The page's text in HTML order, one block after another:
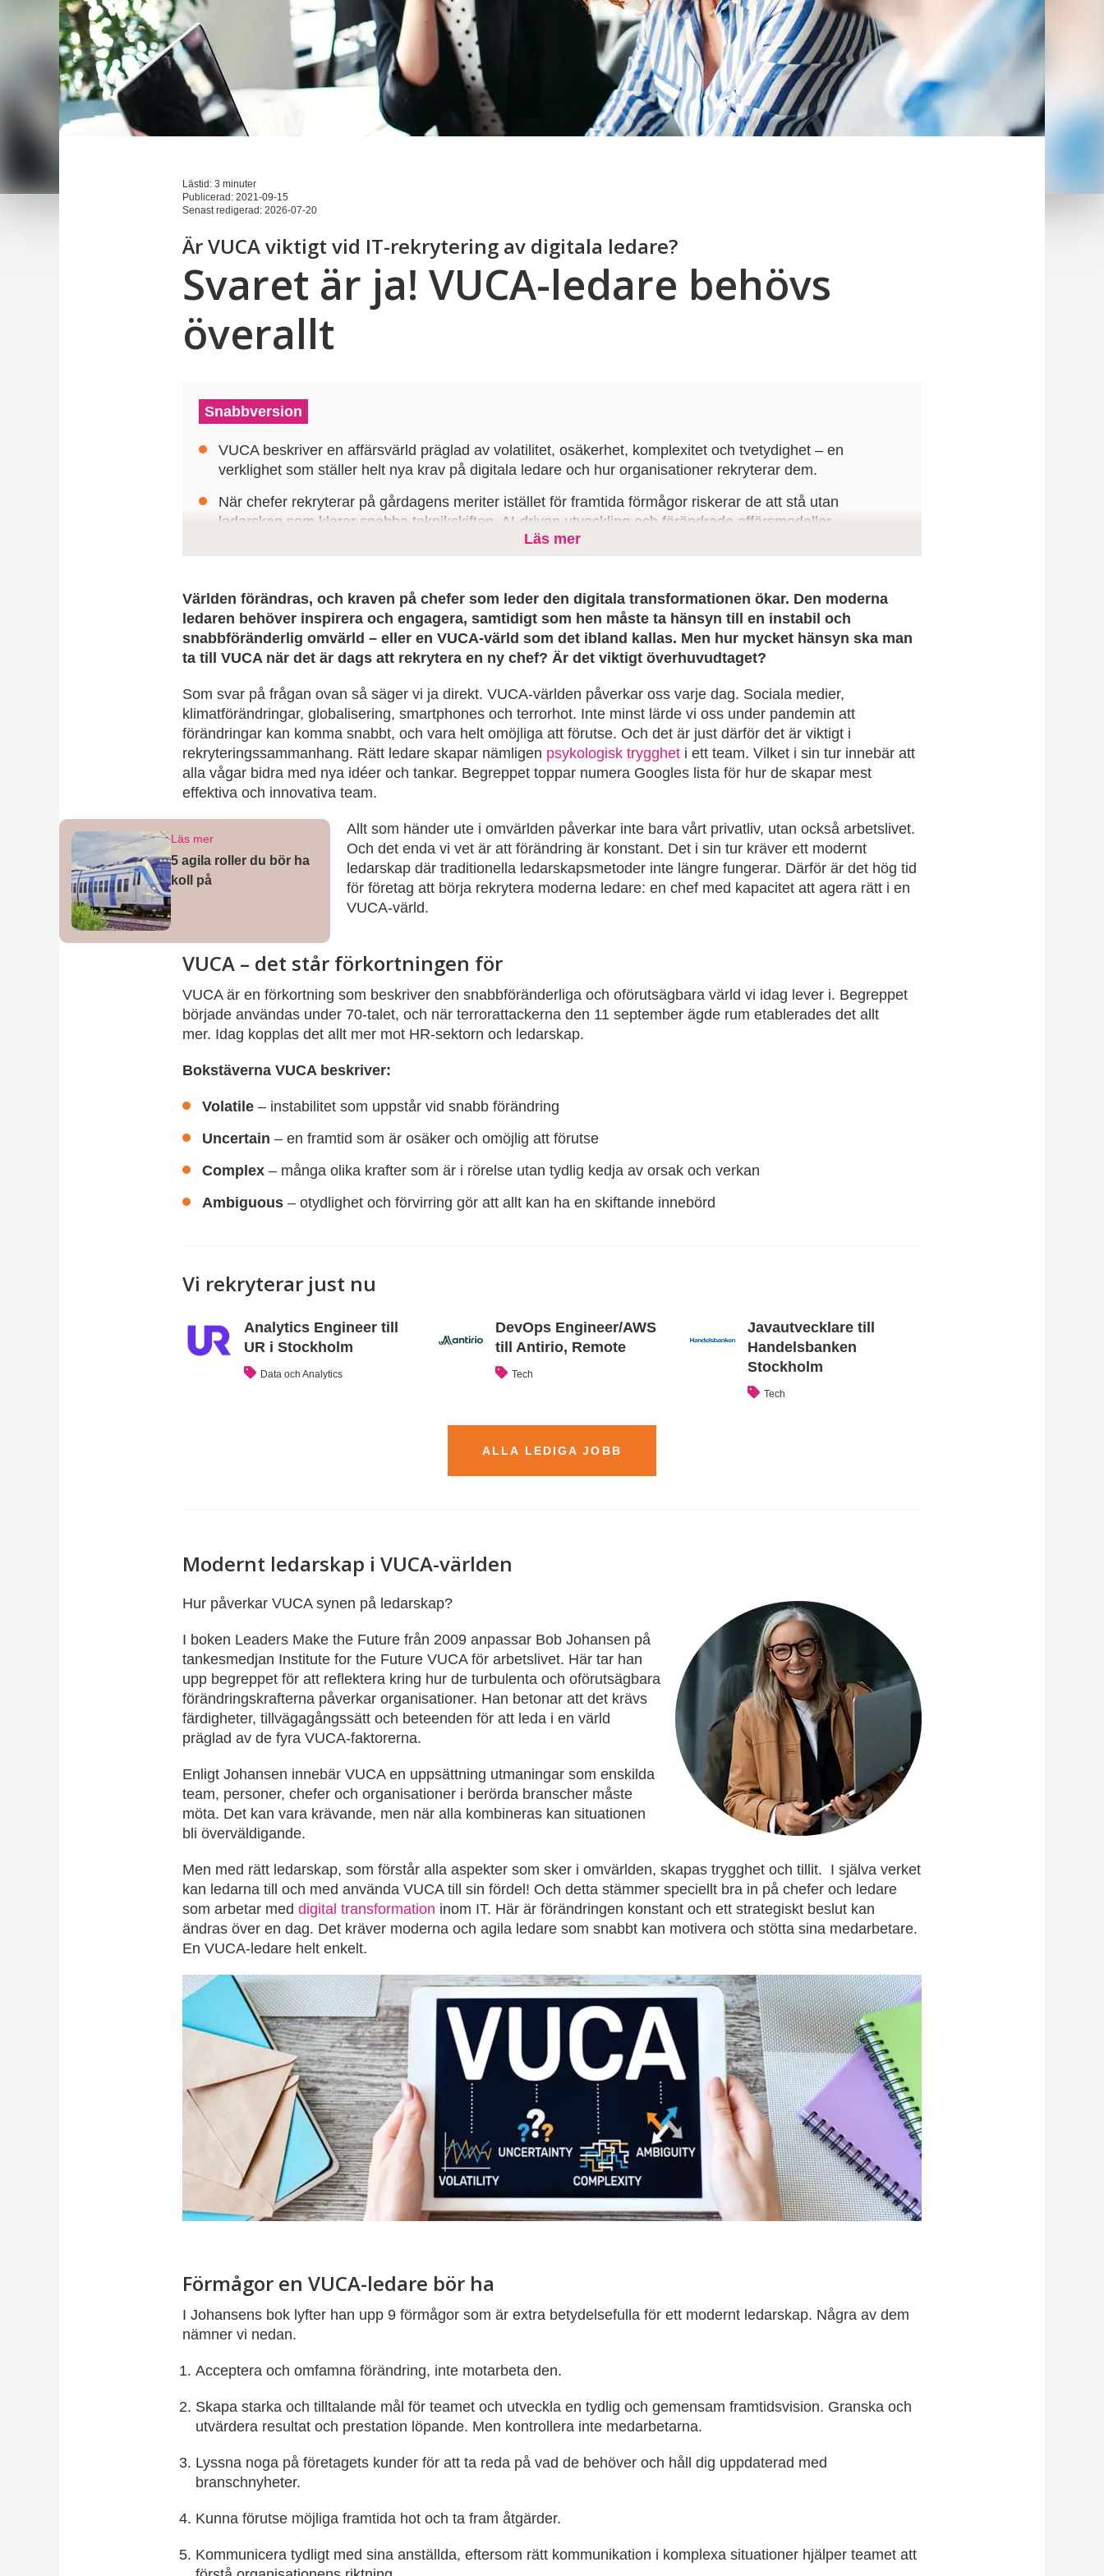
Lästid: 3 minuter
Publicerad: 2021-09-15
Senast redigerad: 2026-07-20
Är VUCA viktigt vid IT-rekrytering av digitala ledare?
Svaret är ja! VUCA-ledare behövs
överallt
Snabbversion
VUCA beskriver en affärsvärld präglad av volatilitet, osäkerhet, komplexitet och tvetydighet – en
verklighet som ställer helt nya krav på digitala ledare och hur organisationer rekryterar dem.
När chefer rekryterar på gårdagens meriter istället för framtida förmågor riskerar de att stå utan
ledarskap som klarar snabba teknikskiften, AI-driven utveckling och förändrade affärsmodeller.
Organisationer behöver därför rekrytera digitala ledare med stark förändringsförmåga, affärsfokus och
framåt.
Läs mer
Världen förändras, och kraven på chefer som leder den digitala transformationen ökar. Den moderna
ledaren behöver inspirera och engagera, samtidigt som hen måste ta hänsyn till en instabil och
snabbföränderlig omvärld – eller en VUCA-värld som det ibland kallas. Men hur mycket hänsyn ska man
ta till VUCA när det är dags att rekrytera en ny chef? Är det viktigt överhuvudtaget?
Som svar på frågan ovan så säger vi ja direkt. VUCA-världen påverkar oss varje dag. Sociala medier,
klimatförändringar, globalisering, smartphones och terrorhot. Inte minst lärde vi oss under pandemin att
förändringar kan komma snabbt, och vara helt omöjliga att förutse. Och det är just därför det är viktigt i
rekryteringssammanhang. Rätt ledare skapar nämligen psykologisk trygghet i ett team. Vilket i sin tur innebär att
alla vågar bidra med nya idéer och tankar. Begreppet toppar numera Googles lista för hur de skapar mest
effektiva och innovativa team.
Läs mer
5 agila roller du bör ha
koll på
Allt som händer ute i omvärlden påverkar inte bara vårt privatliv, utan också arbetslivet.
Och det enda vi vet är att förändring är konstant. Det i sin tur kräver ett modernt
ledarskap där traditionella ledarskapsmetoder inte längre fungerar. Därför är det hög tid
för företag att börja rekrytera moderna ledare: en chef med kapacitet att agera rätt i en
VUCA-värld.
VUCA – det står förkortningen för
VUCA är en förkortning som beskriver den snabbföränderliga och oförutsägbara värld vi idag lever i. Begreppet
började användas under 70-talet, och när terrorattackerna den 11 september ägde rum etablerades det allt
mer. Idag kopplas det allt mer mot HR-sektorn och ledarskap.
Bokstäverna VUCA beskriver:
Volatile – instabilitet som uppstår vid snabb förändring
Uncertain – en framtid som är osäker och omöjlig att förutse
Complex – många olika krafter som är i rörelse utan tydlig kedja av orsak och verkan
Ambiguous – otydlighet och förvirring gör att allt kan ha en skiftande innebörd
Vi rekryterar just nu
Analytics Engineer till
UR i Stockholm
Data och Analytics
DevOps Engineer/AWS
till Antirio, Remote
Tech
Javautvecklare till
Handelsbanken
Stockholm
Tech
ALLA LEDIGA JOBB
Modernt ledarskap i VUCA-världen
Hur påverkar VUCA synen på ledarskap?
I boken Leaders Make the Future från 2009 anpassar Bob Johansen på
tankesmedjan Institute for the Future VUCA för arbetslivet. Här tar han
upp begreppet för att reflektera kring hur de turbulenta och oförutsägbara
förändringskrafterna påverkar organisationer. Han betonar att det krävs
färdigheter, tillvägagångssätt och beteenden för att leda i en värld
präglad av de fyra VUCA-faktorerna.
Enligt Johansen innebär VUCA en uppsättning utmaningar som enskilda
team, personer, chefer och organisationer i berörda branscher måste
möta. Det kan vara krävande, men när alla kombineras kan situationen
bli överväldigande.
Men med rätt ledarskap, som förstår alla aspekter som sker i omvärlden, skapas trygghet och tillit. I själva verket
kan ledarna till och med använda VUCA till sin fördel! Och detta stämmer speciellt bra in på chefer och ledare
som arbetar med digital transformation inom IT. Här är förändringen konstant och ett strategiskt beslut kan
ändras över en dag. Det kräver moderna och agila ledare som snabbt kan motivera och stötta sina medarbetare.
En VUCA-ledare helt enkelt.
Förmågor en VUCA-ledare bör ha
I Johansens bok lyfter han upp 9 förmågor som är extra betydelsefulla för ett modernt ledarskap. Några av dem
nämner vi nedan.
Acceptera och omfamna förändring, inte motarbeta den.
Skapa starka och tilltalande mål för teamet och utveckla en tydlig och gemensam framtidsvision. Granska och
utvärdera resultat och prestation löpande. Men kontrollera inte medarbetarna.
Lyssna noga på företagets kunder för att ta reda på vad de behöver och håll dig uppdaterad med
branschnyheter.
Kunna förutse möjliga framtida hot och ta fram åtgärder.
Kommunicera tydligt med sina anställda, eftersom rätt kommunikation i komplexa situationer hjälper teamet att